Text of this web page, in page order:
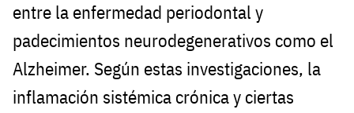
entre la enfermedad periodontal y
padecimientos neurodegenerativos como el
Alzheimer. Según estas investigaciones, la
inflamación sistémica crónica y ciertas